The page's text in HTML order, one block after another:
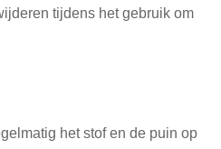
tijdens het gebruik om
het stof en de puin op